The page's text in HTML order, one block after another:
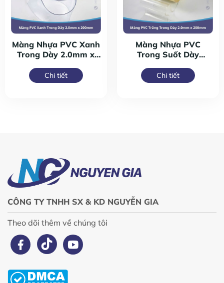
Màng Nhựa PVC Xanh
Trong Dày 2.0mm x
Chi tiết
Màng Nhựa PVC
Trong Suốt Dày
Chi tiết
CÔNG TY TNHH SX & KD NGUYỄN GIA
Theo dõi thêm về chúng tôi